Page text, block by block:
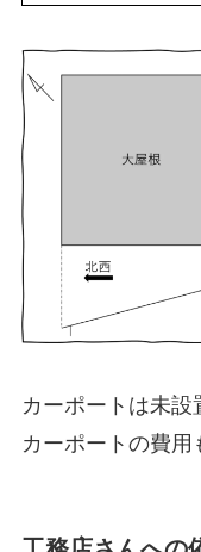
カーポートは未
カーポートの費用